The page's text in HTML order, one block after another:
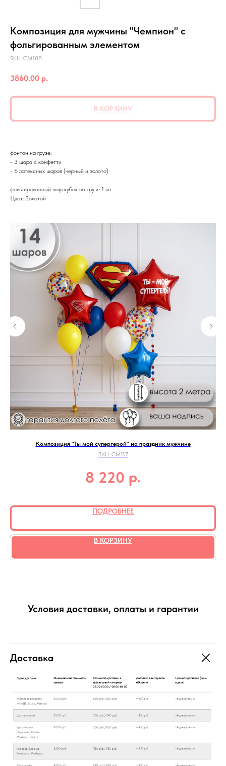
Композиция для мужчины "Чемпион" с
фольгированным элементом
SKU: СМ108
3860.00 р.
В КОРЗИНУ
фонтан на грузе:
- 3 шара с конфетти
- 6 латексных шаров (черный и золото)
фольгированный шар кубок на грузе 1 шт
Цвет: Золотой
Композиция "Ты мой супергерой" на праздник мужчине
SKU: СМ117
8 220 р.
ПОДРОБНЕЕ
В КОРЗИНУ
Условия доставки, оплаты и гарантии
Доставка